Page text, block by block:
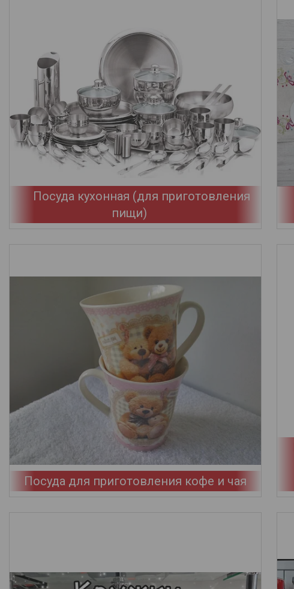
Посуда кухонная (для приготовления
пищи)
Посуда для приготовления кофе и чая